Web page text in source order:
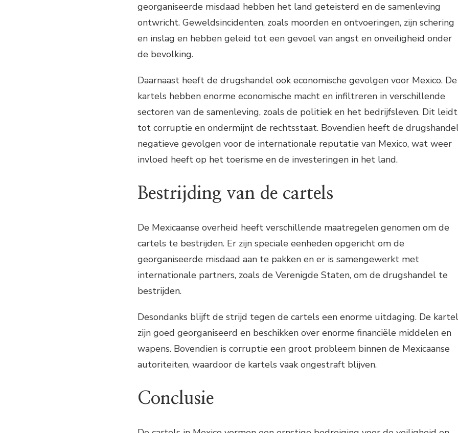
georganiseerde misdaad hebben het land geteisterd en de samenleving
ontwricht. Geweldsincidenten, zoals moorden en ontvoeringen, zijn schering
en inslag en hebben geleid tot een gevoel van angst en onveiligheid onder
de bevolking.
Daarnaast heeft de drugshandel ook economische gevolgen voor Mexico. De
kartels hebben enorme economische macht en infiltreren in verschillende
sectoren van de samenleving, zoals de politiek en het bedrijfsleven. Dit leidt
tot corruptie en ondermijnt de rechtsstaat. Bovendien heeft de
negatieve gevolgen voor de internationale reputatie van Mexico, wat weer
invloed heeft op het toerisme en de investeringen in het land.
Bestrijding van de cartels
De Mexicaanse overheid heeft verschillende maatregelen genomen om de
cartels te bestrijden. Er zijn speciale eenheden opgericht om de
georganiseerde misdaad aan te pakken en er is samengewerkt met
internationale partners, zoals de Verenigde Staten, om de drugshandel te
bestrijden.
Desondanks blijft de strijd tegen de cartels een enorme uitdaging. De
zijn goed georganiseerd en beschikken over enorme financiële middelen en
wapens. Bovendien is corruptie een groot probleem binnen de Mexicaanse
autoriteiten, waardoor de kartels vaak ongestraft blijven.
Conclusie